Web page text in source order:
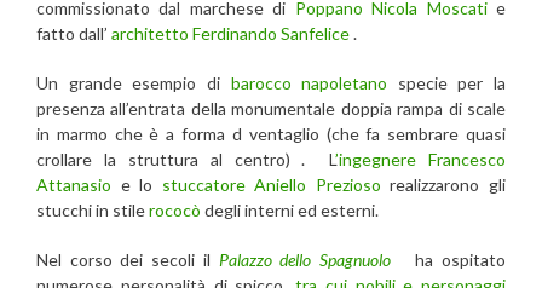
commissionato dal marchese di Poppano Nicola Moscatie
fatto dall’ architetto Ferdinando Sanfelice.
Un grande esempio di barocco napoletano specie per la
presenza all’entrata della monumentale doppia rampa di scale
in marmo che è a forma d ventaglio (che fa sembrare quasi
crollare la struttura al centro) . L’ingegnere Francesco
Attanasio e lo stuccatore Aniello Preziosorealizzarono gli
stucchi in stilerococò degli interni ed esterni.
Nel corso dei secoli il Palazzo dello Spagnuolo
ha ospitato